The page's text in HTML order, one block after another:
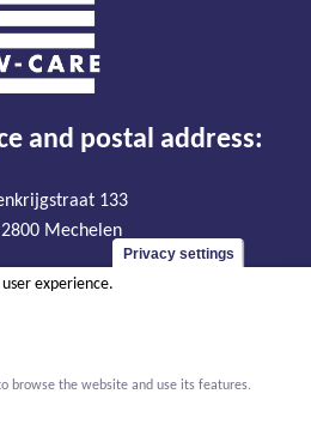
and postal address:
133
2800 Mechelen
0474.904.179
address:
Privacy settings
experience.
browse the website and use its features.